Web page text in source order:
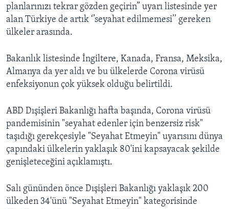
planlarınızı tekrar gözden geçirin” uyarı listesinde yer
alan Türkiye de artık ‘’seyahat edilmemesi’’ gereken
ülkeler arasında.
Bakanlık listesinde İngiltere, Kanada, Fransa, Meksika,
Almanya da yer aldı ve bu ülkelerde Corona virüsü
enfeksiyonun çok yüksek olduğu belirtildi.
ABD Dışişleri Bakanlığı hafta başında, Corona virüsü
pandemisinin "seyahat edenler için benzersiz risk"
taşıdığı gerekçesiyle "Seyahat Etmeyin" uyarısını dünya
çapındaki ülkelerin yaklaşık 80'ini kapsayacak şekilde
genişleteceğini açıklamıştı.
Salı gününden önce Dışişleri Bakanlığı yaklaşık 200
ülkeden 34'ünü "Seyahat Etmeyin" kategorisinde